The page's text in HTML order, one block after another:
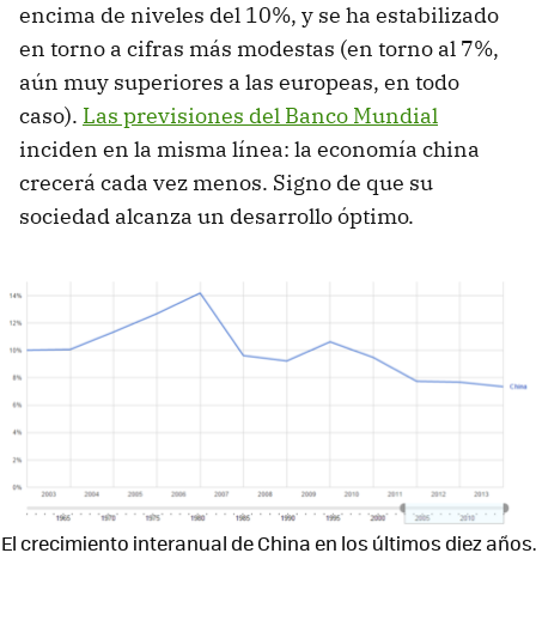
encima de niveles del 10%, y se ha estabilizado
en torno a cifras más modestas (en torno al 7%,
aún muy superiores a las europeas, en todo
caso). Las previsiones del Banco Mundial
inciden en la misma línea: la economía china
crecerá cada vez menos. Signo de que su
sociedad alcanza un desarrollo óptimo.
El crecimiento interanual de China en los últimos diez años.